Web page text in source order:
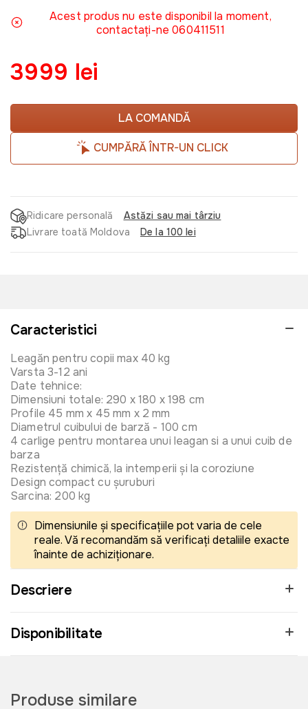
Acest produs nu este disponibil la moment,
contactați-ne 060411511
3999 lei
LA COMANDĂ
CUMPĂRĂ ÎNTR-UN CLICK
Ridicare personală
Astăzi sau mai târziu
Livrare toată Moldova
De la 100 lei
Caracteristici
Leagăn pentru copii max 40 kg
Varsta 3-12 ani
Date tehnice:
Dimensiuni totale: 290 x 180 x 198 cm
Profile 45 mm x 45 mm x 2 mm
Diametrul cuibului de barză - 100 cm
4 carlige pentru montarea unui leagan si a unui cuib de
barza
Rezistență chimică, la intemperii și la coroziune
Design compact cu șuruburi
Sarcina: 200 kg
Dimensiunile și specificațiile pot varia de cele
reale. Vă recomandăm să verificați detaliile exacte
înainte de achiziționare.
Descriere
Disponibilitate
Produse similare